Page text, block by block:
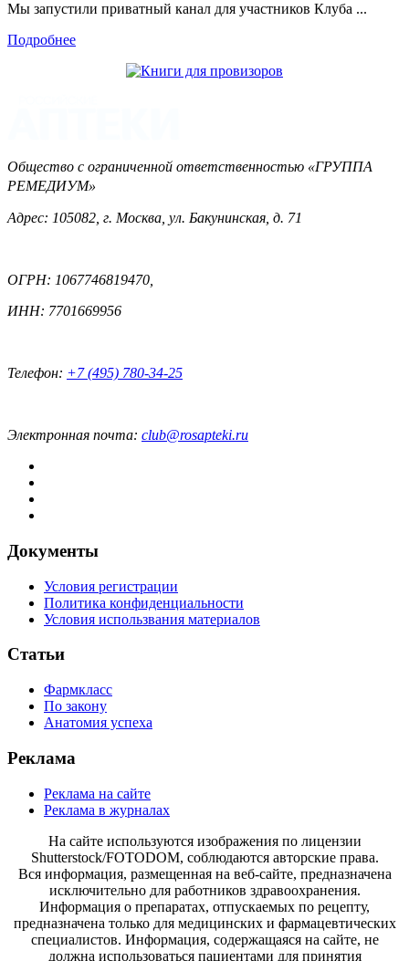
Мы запустили приватный канал для участников Клуба ...
Подробнее
Общество с ограниченной ответственностью «ГРУППА
РЕМЕДИУМ»
Адрес: 105082, г. Москва, ул. Бакунинская, д. 71
ОГРН: 1067746819470,
ИНН: 7701669956
Телефон: +7 (495) 780-34-25
Электронная почта: club@rosapteki.ru
Документы
Условия регистрации
Политика конфиденциальности
Условия использвания материалов
Статьи
Фармкласс
По закону
Анатомия успеха
Реклама
Реклама на сайте
Реклама в журналах
На сайте используются изображения по лицензии
Shutterstock/FOTODOM, соблюдаются авторские права.
Вся информация, размещенная на веб-сайте, предназначена
исключительно для работников здравоохранения.
Информация о препаратах, отпускаемых по рецепту,
предназначена только для медицинских и фармацевтических
специалистов. Информация, содержащаяся на сайте, не
должна использоваться пациентами для принятия